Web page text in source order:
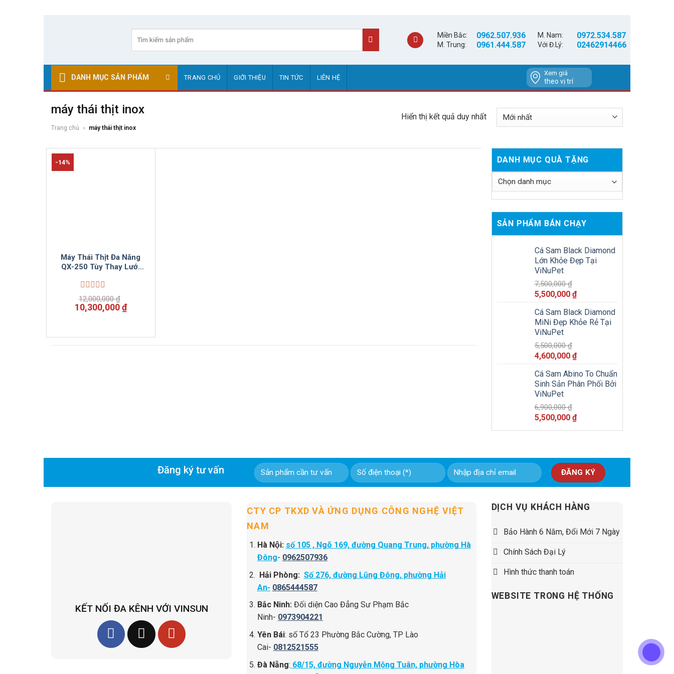
kiếm:
Miền Bắc: 0962.507.936 M. Nam: 0972.534.587
M. Trung: 0961.444.587 Với Đ.Lý: 02462914466
DANH MỤC SẢN PHẨM TRANG CHỦ GIỚI THIỆU TIN TỨC LIÊN HỆ
Xem giá
theo vị trí
máy thái thịt inox
Trang chủ » máy thái thịt inox
Hiển thị kết quả duy nhất
-14%
Máy Thái Thịt Đa Năng
QX-250 Tùy Thay Lưới
Được
xếp
hạng
sao
12,000,000₫
Giá
gốc
10,300,000₫Giá
hiện
DANH MỤC QUÀ TẶNG
SẢN PHẨM BÁN CHẠY
Cá Sam Black Diamond
Lớn Khỏe Đẹp Tại
ViNuPet
7,500,000₫
Giá
là:
7,500,000 ₫.
5,500,000 ₫Giá
tại
là:
Cá Sam Black Diamond
MiNi Đẹp Khỏe Rẻ Tại
ViNuPet
5,500,000₫
Giá
là:
5,500,000 ₫.
4,600,000 ₫Giá
tại
là:
Cá Sam Abino To Chuẩn
Sinh Sản Phân Phối Bởi
ViNuPet
6,900,000₫
Giá
5,500,000 ₫Giá
5,500,000 ₫.
Đăng ký tư vấn
KẾT NỐI ĐA KÊNH VỚI VINSUN
CTY CP TKXD VÀ ỨNG DỤNG CÔNG NGHỆ VIỆT
NAM
Hà Nội: số 105 , Ngõ 169, đường Quang Trung, phường Hà
Đông- 0962507936
Hải Phòng: Số 276, đường Lũng Đông, phường Hải
An- 0865444587
Bắc Ninh: Đối diện Cao Đẳng Sư Phạm Bắc
Ninh- 0973904221
Yên Bái: số Tổ 23 Phường Bắc Cường, TP Lào
Cai- 0812521555
Đà Nẵng: 68/15, đường Nguyễn Mộng Tuân, phường Hòa
DỊCH VỤ KHÁCH HÀNG
Bảo Hành 6 Năm, Đổi Mới 7 Ngày
Chính Sách Đại Lý
Hình thức thanh toán
WEBSITE TRONG HỆ THỐNG